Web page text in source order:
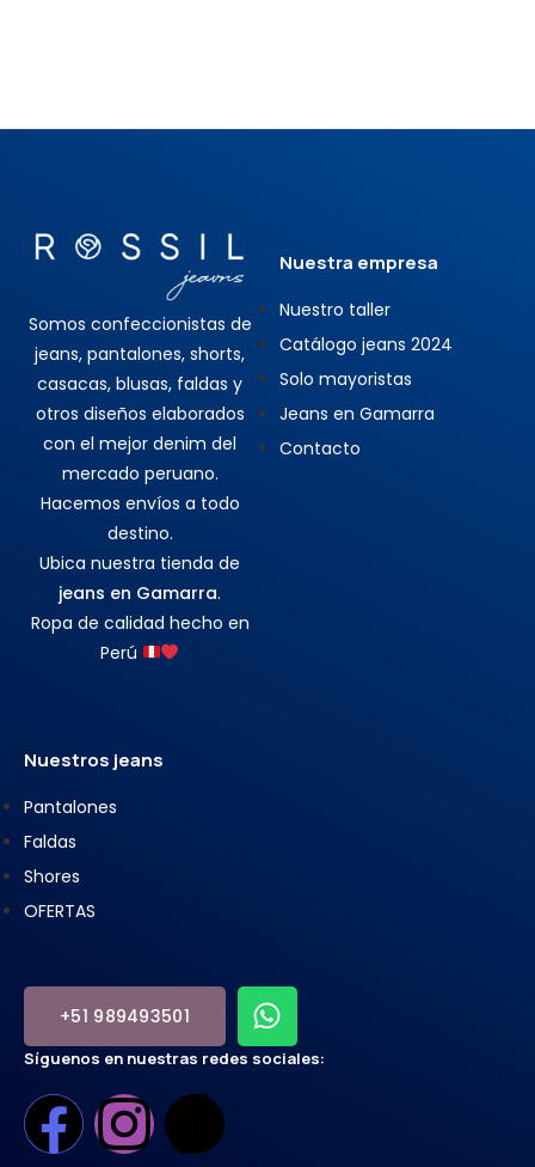
Somos confeccionistas de
jeans, pantalones, shorts,
casacas, blusas, faldas y
otros diseños elaborados
con el mejor denim del
mercado peruano.
Hacemos envíos a todo
destino.
Ubica nuestra tienda de
jeans en Gamarra.
Ropa de calidad hecho en
Perú
Nuestra empresa
Nuestro taller
Catálogo jeans 2024
Solo mayoristas
Jeans en Gamarra
Contacto
Nuestros jeans
Pantalones
Faldas
Shores
OFERTAS
+51 989493501
Síguenos en nuestras redes sociales: